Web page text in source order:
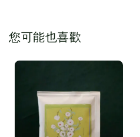
您可能也喜歡